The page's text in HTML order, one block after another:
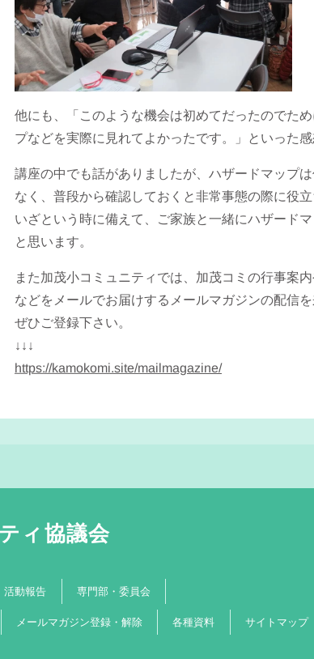
他にも、「このような機会は初めてだったのでた
プなどを実際に見れてよかったです。」といった感
講座の中でも話がありましたが、ハザードマップ
なく、普段から確認しておくと非常事態の際に役立
いざという時に備えて、ご家族と一緒にハザード
と思います。
また加茂小コミュニティでは、加茂コミの行事案
などをメールでお届けするメールマガジンの配信を
ぜひご登録下さい。
↓↓↓
https://kamokomi.site/mailmagazine/
ィ協議会
活動報告 専門部・委員会
メールマガジン登録・解除 各種資料 サイトマップ